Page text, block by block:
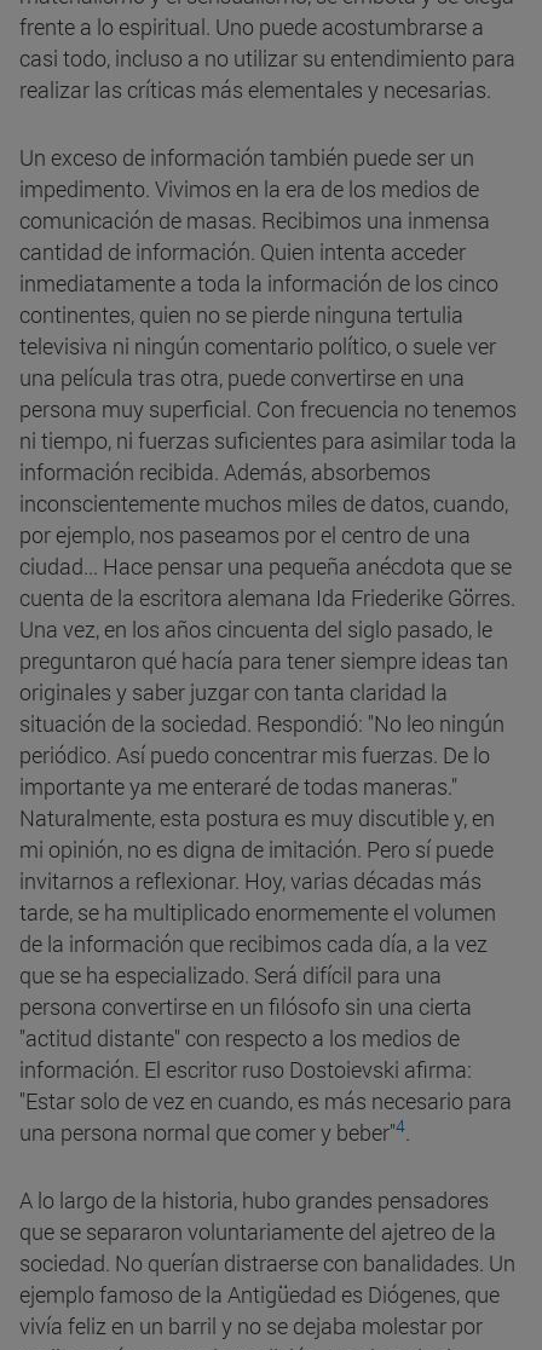
frente a lo espiritual. Uno puede acostumbrarse a
casi todo, incluso a no utilizar su entendimiento para
realizar las críticas más elementales y necesarias.
Un exceso de información también puede ser un
impedimento. Vivimos en la era de los medios de
comunicación de masas. Recibimos una inmensa
cantidad de información. Quien intenta acceder
inmediatamente a toda la información de los cinco
continentes, quien no se pierde ninguna tertulia
televisiva ni ningún comentario político, o suele ver
una película tras otra, puede convertirse en una
persona muy superficial. Con frecuencia no tenemos
ni tiempo, ni fuerzas suficientes para asimilar toda la
información recibida. Además, absorbemos
inconscientemente muchos miles de datos, cuando,
por ejemplo, nos paseamos por el centro de una
ciudad... Hace pensar una pequeña anécdota que se
cuenta de la escritora alemana Ida Friederike Görres.
Una vez, en los años cincuenta del siglo pasado, le
preguntaron qué hacía para tener siempre ideas tan
originales y saber juzgar con tanta claridad la
situación de la sociedad. Respondió: "No leo ningún
periódico. Así puedo concentrar mis fuerzas. De lo
importante ya me enteraré de todas maneras."
Naturalmente, esta postura es muy discutible y, en
mi opinión, no es digna de imitación. Pero sí puede
invitarnos a reflexionar. Hoy, varias décadas más
tarde, se ha multiplicado enormemente el volumen
de la información que recibimos cada día, a la vez
que se ha especializado. Será difícil para una
persona convertirse en un filósofo sin una cierta
"actitud distante" con respecto a los medios de
información. El escritor ruso Dostoievski afirma:
"Estar solo de vez en cuando, es más necesario para
una persona normal que comer y beber"4.
A lo largo de la historia, hubo grandes pensadores
que se separaron voluntariamente del ajetreo de la
sociedad. No querían distraerse con banalidades. Un
ejemplo famoso de la Antigüedad es Diógenes, que
vivía feliz en un barril y no se dejaba molestar por